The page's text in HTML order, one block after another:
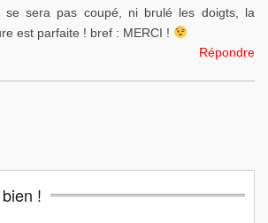
se sera pas coupé, ni brulé les doigts, la
est parfaite ! bref : MERCI !
Répondre
!